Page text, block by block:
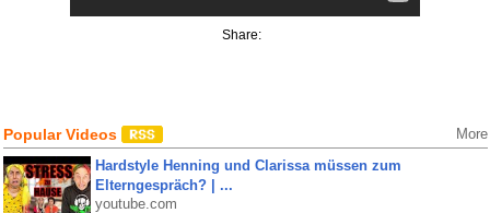
Share:
Popular Videos More
Hardstyle Henning und Clarissa müssen zum
Elterngespräch? | ...
youtube.com